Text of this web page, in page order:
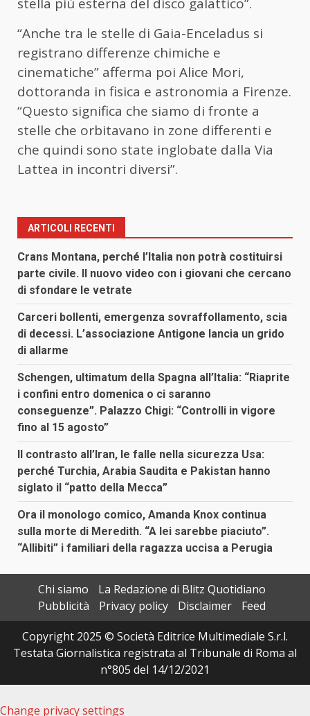
“Anche tra le stelle di Gaia-Enceladus si
registrano differenze chimiche e
cinematiche” afferma poi Alice Mori,
dottoranda in fisica e astronomia a Firenze.
“Questo significa che siamo di fronte a
stelle che orbitavano in zone differenti e
che quindi sono state inglobate dalla Via
Lattea in incontri diversi”.
ARTICOLI RECENTI
Crans Montana, perché l’Italia non potrà costituirsi
parte civile. Il nuovo video con i giovani che cercano
di sfondare le vetrate
Carceri bollenti, emergenza sovraffollamento, scia
di decessi. L’associazione Antigone lancia un grido
di allarme
Schengen, ultimatum della Spagna all’Italia: “Riaprite
i confini entro domenica o ci saranno
conseguenze”. Palazzo Chigi: “Controlli in vigore
fino al 15 agosto”
Il contrasto all’Iran, le falle nella sicurezza Usa:
perché Turchia, Arabia Saudita e Pakistan hanno
siglato il “patto della Mecca”
Ora il monologo comico, Amanda Knox continua
sulla morte di Meredith. “A lei sarebbe piaciuto”.
“Allibiti” i familiari della ragazza uccisa a Perugia
Chi siamo
La Redazione di Blitz Quotidiano
Pubblicità
Privacy policy Disclaimer
Feed
Copyright 2025 © Società Editrice Multimediale S.r.l.
Testata Giornalistica registrata al Tribunale di Roma al
n°805 del 14/12/2021
Change privacy settings